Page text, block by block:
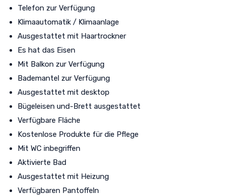
Telefon zur Verfügung
Klimaautomatik / Klimaanlage
Ausgestattet mit Haartrockner
Es hat das Eisen
Mit Balkon zur Verfügung
Bademantel zur Verfügung
Ausgestattet mit desktop
Bügeleisen und-Brett ausgestattet
Verfügbare Fläche
Kostenlose Produkte für die Pflege
Mit WC inbegriffen
Aktivierte Bad
Ausgestattet mit Heizung
Verfügbaren Pantoffeln